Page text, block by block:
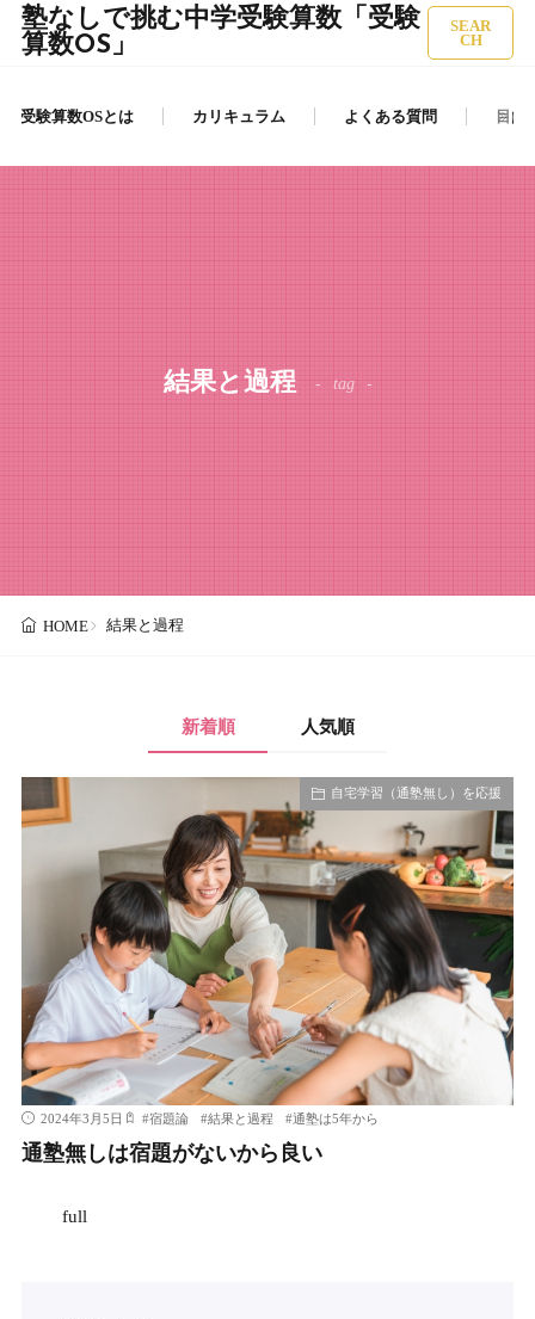
塾なしで挑む中学受験算数「受験
算数OS」
SEAR
CH
受験算数OSとは カリキュラム よくある質問 目的
結果と過程 tag
HOME 結果と過程
新着順 人気順
自宅学習（通塾無し）を応援
2024年3月5日 #宿題論 #結果と過程 #通塾は5年から
通塾無しは宿題がないから良い
full